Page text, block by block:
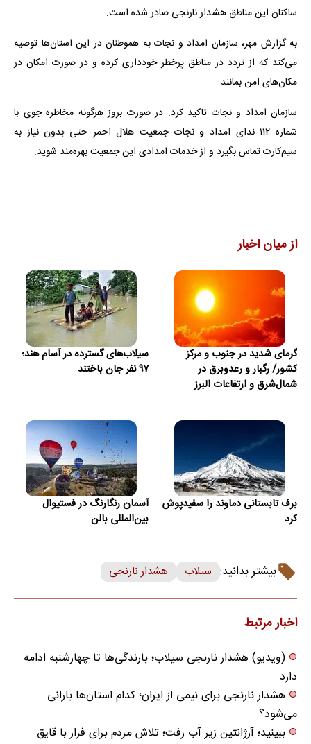
ساکنان این مناطق هشدار نارنجی صادر شده است.
به گزارش مهر، سازمان امداد و نجات به هموطنان در این استان‌ها توصیه
می‌کند که از تردد در مناطق پرخطر خودداری کرده و در صورت امکان در
مکان‌های امن بمانند.
سازمان امداد و نجات تاکید کرد: در صورت بروز هرگونه مخاطره جوی با
شماره ۱۱۲ ندای امداد و نجات جمعیت هلال احمر حتی بدون نیاز به
سیم‌کارت تماس بگیرد و از خدمات امدادی این جمعیت بهره‌مند شوید.
از میان اخبار
گرمای شدید در جنوب و مرکز
کشور/ رگبار و رعدوبرق در
شمال‌شرق و ارتفاعات البرز
سیلاب‌های گسترده در آسام هند؛
۹۷ نفر جان باختند
برف تابستانی دماوند را سفیدپوش
کرد
آسمان رنگارنگ در فستیوال
بین‌المللی بالن
بیشتر بدانید: سیلاب هشدار نارنجی
اخبار مرتبط
(ویدیو) هشدار نارنجی سیلاب؛ بارندگی‌ها تا چهارشنبه ادامه
دارد
هشدار نارنجی برای نیمی از ایران؛ کدام استان‌ها بارانی
می‌شود؟
ببینید؛ آرژانتین زیر آب رفت؛ تلاش مردم برای فرار با قایق